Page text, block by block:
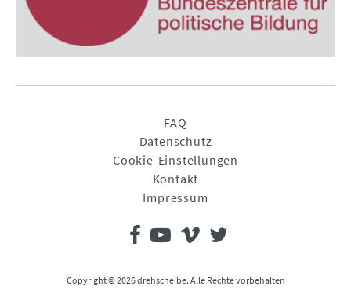
FAQ
Datenschutz
Cookie-Einstellungen
Kontakt
Impressum
Copyright © 2026 drehscheibe. Alle Rechte vorbehalten